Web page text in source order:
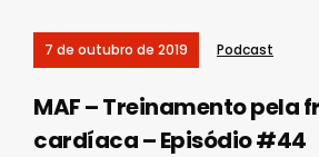
7 de outubro de 2019 Podcast
MAF – Treinamento pela
cardíaca – Episódio #44